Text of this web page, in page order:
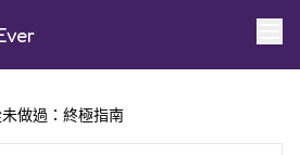
做過：終極指南